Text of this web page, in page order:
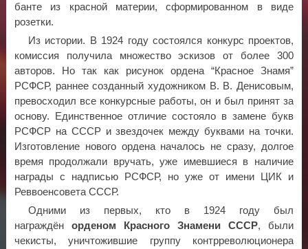
банте из красной материи, сформированном в виде
розетки.
Из истории. В 1924 году состоялся конкурс проектов,
комиссия получила множество эскизов от более 300
авторов. Но так как рисунок ордена “Красное Знамя”
РСФСР, раннее созданный художником В. В. Денисовым,
превосходил все конкурсные работы, он и был принят за
основу. Единственное отличие состояло в замене букв
РСФСР на СССР и звездочек между буквами на точки.
Изготовление нового ордена началось не сразу, долгое
время продолжали вручать, уже имевшиеся в наличие
награды с надписью РСФСР, но уже от имени ЦИК и
Реввоенсовета СССР.
Одними из первых, кто в 1924 году был
награждён орденом Красного Знамени СССР, были
чекисты, уничтожившие группу контрреволюционера